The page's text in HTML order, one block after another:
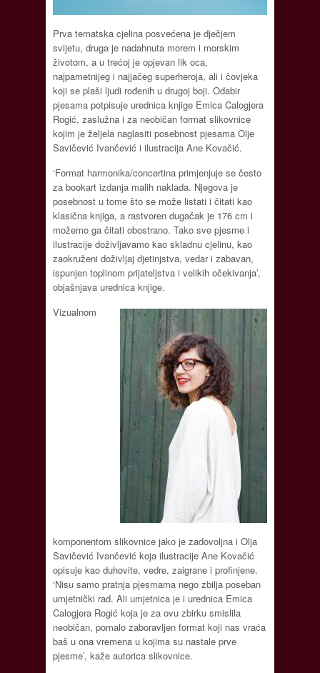
Prva tematska cjelina posvećena je dječjem
svijetu, druga je nadahnuta morem i morskim
životom, a u trećoj je opjevan lik oca,
najpametnijeg i najjačeg superheroja, ali i čovjeka
koji se plaši ljudi rođenih u drugoj boji. Odabir
pjesama potpisuje urednica knjige Emica Calogjera
Rogić, zaslužna i za neobičan format slikovnice
kojim je željela naglasiti posebnost pjesama Olje
Savičević Ivančević i ilustracija Ane Kovačić.
‘Format harmonika/concertina primjenjuje se često
za bookart izdanja malih naklada. Njegova je
posebnost u tome što se može listati i čitati kao
klasična knjiga, a rastvoren dugačak je 176 cm i
možemo ga čitati obostrano. Tako sve pjesme i
ilustracije doživljavamo kao skladnu cjelinu, kao
zaokruženi doživljaj djetinjstva, vedar i zabavan,
ispunjen toplinom prijateljstva i velikih očekivanja’,
objašnjava urednica knjige.
Vizualnom
komponentom slikovnice jako je zadovoljna i Olja
Savičević Ivančević koja ilustracije Ane Kovačić
opisuje kao duhovite, vedre, zaigrane i profinjene.
‘Nisu samo pratnja pjesmama nego zbilja poseban
umjetnički rad. Ali umjetnica je i urednica Emica
Calogjera Rogić koja je za ovu zbirku smislila
neobičan, pomalo zaboravljen format koji nas vraća
baš u ona vremena u kojima su nastale prve
pjesme’, kaže autorica slikovnice.